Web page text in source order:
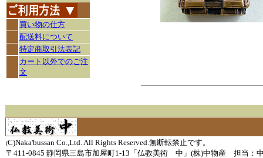
買い物の仕方
配送料について
特定商取引法表記
カート以外でのご注
文
(C)Naka'bussan Co.,Ltd. All Rights Reserved.無断転禁止です。
〒411-0845 静岡県三島市加屋町1-13「仏教美術 中」(株)中物産 担当：